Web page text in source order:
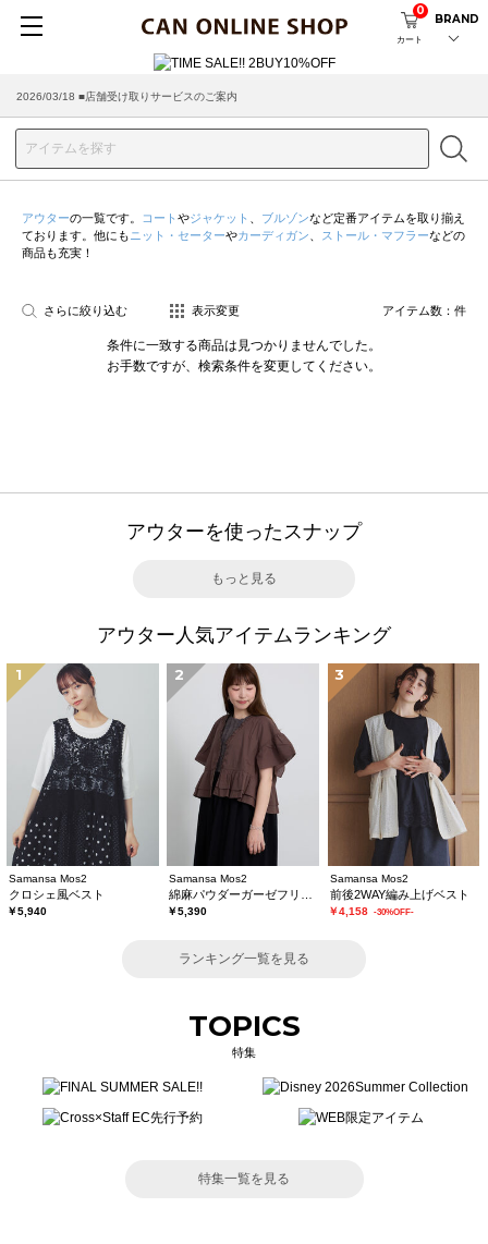
カート
0
BRAND
2026/03/18 ■店舗受け取りサービスのご案内
アウターの一覧です。 コート やジャケット ブルゾンなど定番アイテムを取り揃え
ております。他にも ニット・セーターやカーディガン ストール・マフラーなどの
商品も充実！
さらに絞り込む 表示変更 アイテム数： 件
条件に一致する商品は見つかりませんでした。
お手数ですが、検索条件を変更してください。
アウターを使ったスナップ
もっと見る
アウター人気アイテムランキング
1
Samansa Mos2
クロシェ風ベスト
￥5,940
2
Samansa Mos2
￥5,390
3
Samansa Mos2
前後2WAY編み上げベスト
￥4,158 -30%OFF-
ランキング一覧を見る
TOPICS
特集
特集一覧を見る